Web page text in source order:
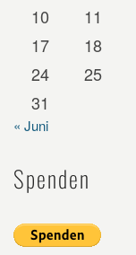
10 11
17
18
24
25
31
« Juni
Spenden